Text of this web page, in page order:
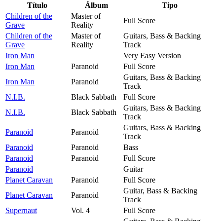
Título Álbum
Tipo
Children of the
Grave
Master of
Reality
Full Score
Children of the
Grave
Master of
Reality
Guitars, Bass & Backing
Track
Iron Man
Very Easy Version
Iron Man
Paranoid
Full Score
Iron Man
Paranoid
Guitars, Bass & Backing
Track
N.I.B.
Black Sabbath
Full Score
N.I.B.
Black Sabbath
Guitars, Bass & Backing
Track
Paranoid
Paranoid
Guitars, Bass & Backing
Track
Paranoid
Paranoid
Bass
Paranoid
Paranoid
Full Score
Paranoid
Guitar
Planet Caravan
Paranoid
Full Score
Planet Caravan
Paranoid
Guitar, Bass & Backing
Track
Supernaut
Vol. 4
Full Score